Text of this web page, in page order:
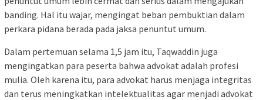
banding. Hal itu wajar, mengingat beban pembuktian dalam
perkara pidana berada pada jaksa penuntut umum.
Dalam pertemuan selama 1,5 jam itu, Taqwaddin juga
mengingatkan para peserta bahwa advokat adalah profesi
mulia. Oleh karena itu, para advokat harus menjaga integritas
dan terus meningkatkan intelektualitas agar menjadi advokat